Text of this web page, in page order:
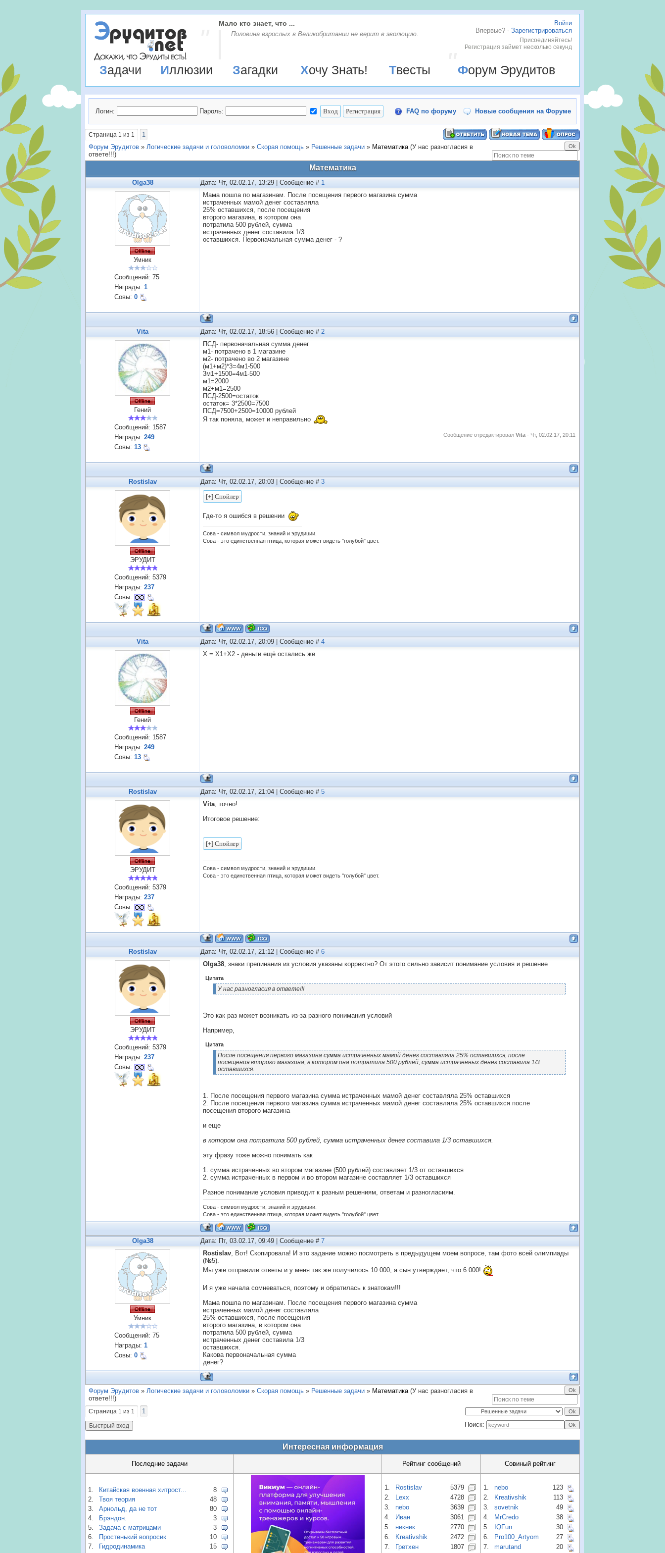
Войти
Впервые? - Зарегистрироваться
Присоединяйтесь!
Регистрация займет несколько секунд
Мало кто знает, что ...
Половина взрослых в Великобритании не верит в эволюцию.
Задачи Иллюзии Загадки Хочу Знать! Твесты Форум Эрудитов
Логин: Пароль: FAQ по форуму Новые сообщения на Форуме
Страница 1 из 1
1
Форум Эрудитов » Логические задачи и головоломки » Скорая помощь » Решенные задачи » Математика (У нас разногласия в
ответе!!!)
Математика
Olga38 Дата: Чт, 02.02.17, 13:29 | Сообщение # 1
Умник
Сообщений: 75
Награды: 1
Совы: 0
Мама пошла по магазинам. После посещения первого магазина сумма
истраченных мамой денег составляла
25% оставшихся, после посещения
второго магазина, в котором она
потратила 500 рублей, сумма
истраченных денег составила 1/3
оставшихся. Первоначальная сумма денег - ?
Vita Дата: Чт, 02.02.17, 18:56 | Сообщение # 2
Гений
Сообщений: 1587
Награды: 249
Совы: 13
ПСД- первоначальная сумма денег
м1- потрачено в 1 магазине
м2- потрачено во 2 магазине
(м1+м2)*3=4м1-500
3м1+1500=4м1-500
м1=2000
м2+м1=2500
ПСД-2500=остаток
остаток= 3*2500=7500
ПСД=7500+2500=10000 рублей
Я так поняла, может и неправильно
Сообщение отредактировал Vita - Чт, 02.02.17, 20:11
Rostislav Дата: Чт, 02.02.17, 20:03 | Сообщение # 3
ЭРУДИТ
Сообщений: 5379
Награды: 237
Совы:
Где-то я ошибся в решении
Сова - символ мудрости, знаний и эрудиции.
Сова - это единственная птица, которая может видеть "голубой" цвет.
Vita Дата: Чт, 02.02.17, 20:09 | Сообщение # 4
Гений
Сообщений: 1587
Награды: 249
Совы: 13
X = X1+X2 - деньги ещё остались же
Rostislav Дата: Чт, 02.02.17, 21:04 | Сообщение # 5
ЭРУДИТ
Сообщений: 5379
Награды: 237
Совы:
Vita, точно!
Итоговое решение:
Сова - символ мудрости, знаний и эрудиции.
Сова - это единственная птица, которая может видеть "голубой" цвет.
Rostislav Дата: Чт, 02.02.17, 21:12 | Сообщение # 6
ЭРУДИТ
Сообщений: 5379
Награды: 237
Совы:
Olga38, знаки препинания из условия указаны корректно? От этого сильно зависит понимание условия и решение
Цитата
У нас разногласия в ответе!!!
Это как раз может возникать из-за разного понимания условий
Например,
Цитата
После посещения первого магазина сумма истраченных мамой денег составляла 25% оставшихся, после
посещения второго магазина, в котором она потратила 500 рублей, сумма истраченных денег составила 1/3
оставшихся.
1. После посещения первого магазина сумма истраченных мамой денег составляла 25% оставшихся
2. После посещения первого магазина сумма истраченных мамой денег составляла 25% оставшихся после
посещения второго магазина
и еще
в котором она потратила 500 рублей, сумма истраченных денег составила 1/3 оставшихся.
эту фразу тоже можно понимать как
1. сумма истраченных во втором магазине (500 рублей) составляет 1/3 от оставшихся
2. сумма истраченных в первом и во втором магазине составляет 1/3 оставшихся
Разное понимание условия приводит к разным решениям, ответам и разногласиям.
Сова - символ мудрости, знаний и эрудиции.
Сова - это единственная птица, которая может видеть "голубой" цвет.
Olga38 Дата: Пт, 03.02.17, 09:49 | Сообщение # 7
Умник
Сообщений: 75
Награды: 1
Совы: 0
Rostislav, Вот! Скопировала! И это задание можно посмотреть в предыдущем моем вопросе, там фото всей олимпиады
(№5).
Мы уже отправили ответы и у меня так же получилось 10 000, а сын утверждает, что 6 000!
И я уже начала сомневаться, поэтому и обратилась к знатокам!!!
Мама пошла по магазинам. После посещения первого магазина сумма
истраченных мамой денег составляла
25% оставшихся, после посещения
второго магазина, в котором она
потратила 500 рублей, сумма
истраченных денег составила 1/3
оставшихся.
Какова первоначальная сумма
денег?
Форум Эрудитов » Логические задачи и головоломки » Скорая помощь » Решенные задачи » Математика (У нас разногласия в
ответе!!!)
Страница 1 из 1
1
Поиск:
Интересная информация
Последние задачи Рейтинг сообщений Совиный рейтинг
1. Китайская военная хитрост...
8
2.
Твоя теория
48
3.
Арнольд, да не тот
80
4.
Брэндон.
3
5.
Задача с матрицами
3
6.
Простенький вопросик
10
7.
Гидродинамика
15
1. Rostislav
5379
2.
Lexx
4728
3.
nebo
3639
4.
Иван
3061
5.
никник
2770
6.
Kreativshik
2472
7.
Гретхен 1807
1. nebo
123
2.
Kreativshik
113
3.
sovetnik
49
4.
MrCredo
38
5.
IQFun
30
6.
Pro100_Artyom
27
7.
marutand 20